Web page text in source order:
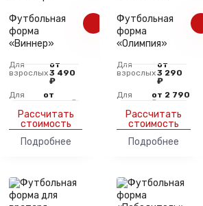
Футбольная
форма
«Виннер»
Для
взрослых
от
3 490
₽
Для
от
2 990 ₽
Рассчитать
стоимость
Подробнее
Футбольная
форма
«Олимпия»
Для
взрослых
от
3 290
₽
Для
от 2 790
₽
Рассчитать
стоимость
Подробнее